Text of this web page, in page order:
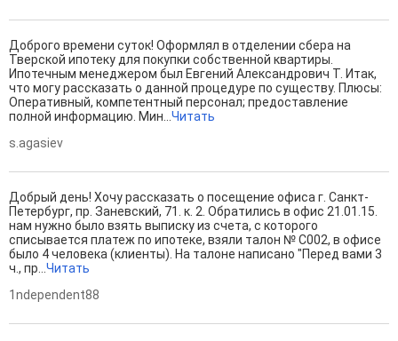
Доброго времени суток! Оформлял в отделении сбера на
Тверской ипотеку для покупки собственной квартиры.
Ипотечным менеджером был Евгений Александрович Т. Итак,
что могу рассказать о данной процедуре по существу. Плюсы:
Оперативный, компетентный персонал; предоставление
полной информацию. Мин... Читать
s.agasiev
Добрый день! Хочу рассказать о посещение офиса г. Санкт-
Петербург, пр. Заневский, 71. к. 2. Обратились в офис 21.01.15.
нам нужно было взять выписку из счета, с которого
списывается платеж по ипотеке, взяли талон № С002, в офисе
было 4 человека (клиенты). На талоне написано "Перед вами 3
ч., пр... Читать
1ndependent88